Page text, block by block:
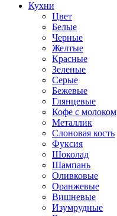
Кухни
Цвет
Белые
Черные
Желтые
Красные
Зеленые
Серые
Бежевые
Глянцевые
Кофе с молоком
Металлик
Слоновая кость
Фуксия
Шоколад
Шампань
Оливковые
Оранжевые
Вишневые
Изумрудные